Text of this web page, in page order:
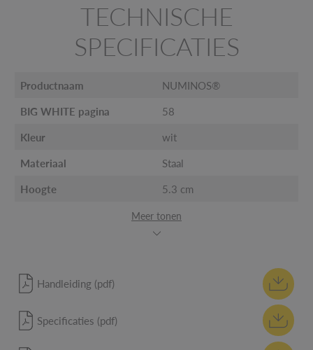
TECHNISCHE
SPECIFICATIES
Productnaam NUMINOS®
BIG WHITE pagina 58
Kleur wit
Materiaal Staal
Hoogte 5.3 cm
Meer tonen
Handleiding (pdf)
Specificaties (pdf)